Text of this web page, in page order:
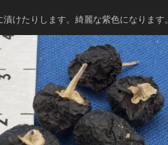
けたりします。綺麗な紫色になります。